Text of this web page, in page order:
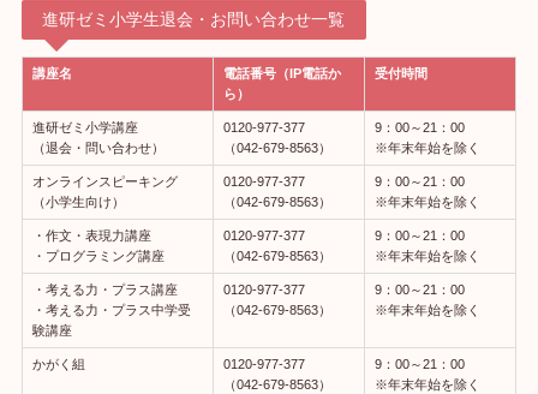
進研ゼミ小学生退会・お問い合わせ一覧
講座名
電話番号（IP電話か
ら）
受付時間
進研ゼミ小学講座
（退会・問い合わせ）
0120-977-377
（042-679-8563）
9：00～21：00
※年末年始を除く
オンラインスピーキング
（小学生向け）
0120-977-377
（042-679-8563）
9：00～21：00
※年末年始を除く
・作文・表現力講座
・プログラミング講座
0120-977-377
（042-679-8563）
9：00～21：00
※年末年始を除く
・考える力・プラス講座
・考える力・プラス中学受
験講座
0120-977-377
（042-679-8563）
9：00～21：00
※年末年始を除く
かがく組
0120-977-377
（042-679-8563）
9：00～21：00
※年末年始を除く